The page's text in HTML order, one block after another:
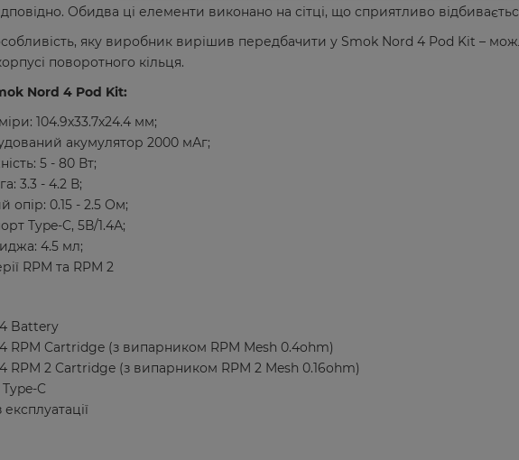
Обидва ці елементи виконано на сітці, що сприятливо
яку виробник вирішив передбачити у Smok Nord 4 Pod Kit –
поворотного кільця.
Nord 4 Pod Kit:
104.9х33.7х24.4 мм;
акумулятор 2000 мАг;
5 - 80 Вт;
3.3 - 4.2 В;
опір: 0.15 - 2.5 Ом;
Type-C, 5В/1.4А;
4.5 мл;
RPM та RPM 2
Battery
RPM Cartridge (з випарником RPM Mesh 0.4ohm)
RPM 2 Cartridge (з випарником RPM 2 Mesh 0.16ohm)
C
експлуатації